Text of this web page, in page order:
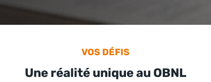
VOS DÉFIS
Une réalité unique au OBNL